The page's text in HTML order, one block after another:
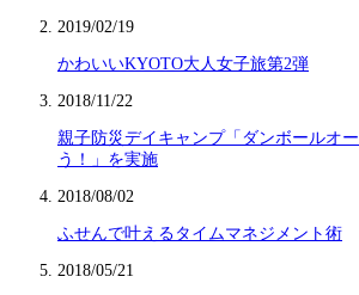
2019/02/19
かわいいKYOTO大人女子旅第2弾
2018/11/22
親子防災デイキャンプ「ダンボールオ
う！」を実施
2018/08/02
ふせんで叶えるタイムマネジメント術
2018/05/21